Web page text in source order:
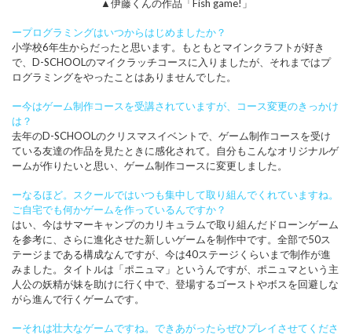
▲伊藤くんの作品「Fish game!」
ープログラミングはいつからはじめましたか？
小学校6年生からだったと思います。もともとマインクラフトが好き
で、D-SCHOOLのマイクラッチコースに入りましたが、それまではプ
ログラミングをやったことはありませんでした。
ー今はゲーム制作コースを受講されていますが、コース変更のきっかけ
は？
去年のD-SCHOOLのクリスマスイベントで、ゲーム制作コースを受け
ている友達の作品を見たときに感化されて。自分もこんなオリジナルゲ
ームが作りたいと思い、ゲーム制作コースに変更しました。
ーなるほど。スクールではいつも集中して取り組んでくれていますね。
ご自宅でも何かゲームを作っているんですか？
はい、今はサマーキャンプのカリキュラムで取り組んだドローンゲーム
を参考に、さらに進化させた新しいゲームを制作中です。全部で50ス
テージまである構成なんですが、今は40ステージくらいまで制作が進
みました。タイトルは「ポニュマ」というんですが、ポニュマという主
人公の妖精が妹を助けに行く中で、登場するゴーストやボスを回避しな
がら進んで行くゲームです。
ーそれは壮大なゲームですね。できあがったらぜひプレイさせてくださ